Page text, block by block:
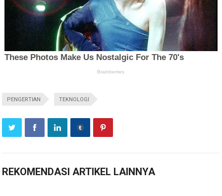
PENGERTIAN TEKNOLOGI
REKOMENDASI ARTIKEL LAINNYA